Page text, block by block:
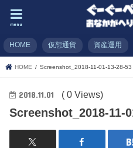
menu
HOME 仮想通貨 資産運用
HOME Screenshot_2018-11-01-13-28-53
2018.11.01 ( 0 Views)
Screenshot_2018-11-